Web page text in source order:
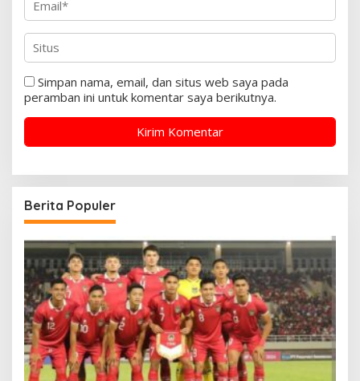
Simpan nama, email, dan situs web saya pada
peramban ini untuk komentar saya berikutnya.
Berita Populer